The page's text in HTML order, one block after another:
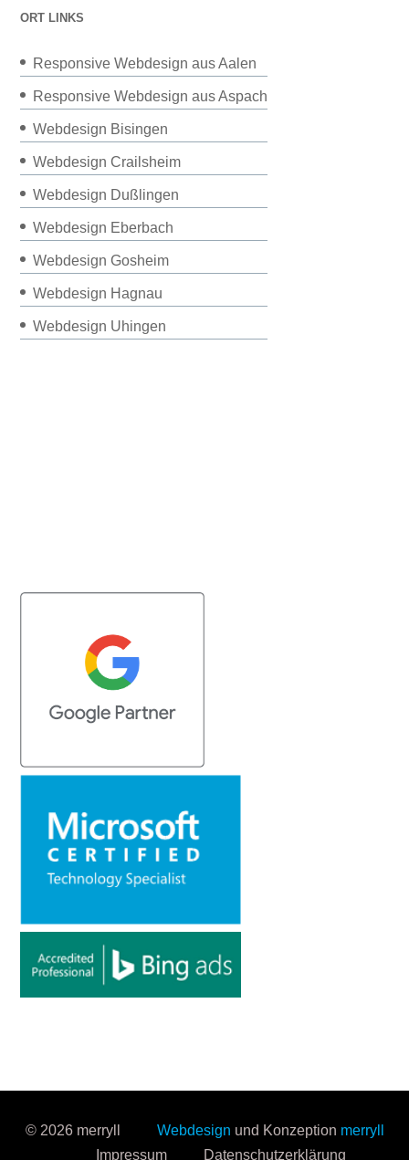
ORT LINKS
Responsive Webdesign aus Aalen
Responsive Webdesign aus Aspach
Webdesign Bisingen
Webdesign Crailsheim
Webdesign Dußlingen
Webdesign Eberbach
Webdesign Gosheim
Webdesign Hagnau
Webdesign Uhingen
© 2026 merryll Webdesign und Konzeption merryll
Impressum
Datenschutzerklärung